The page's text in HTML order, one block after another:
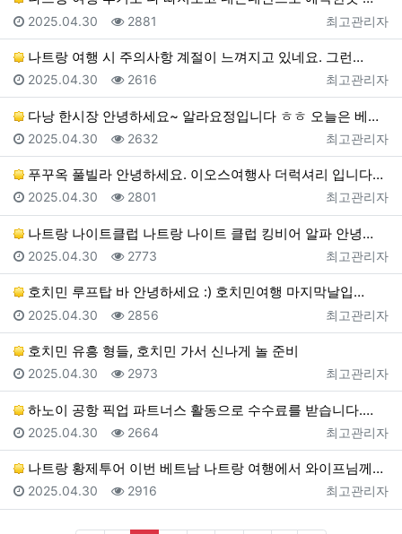
등록자
최고관리자
등록일
2025.04.30 조회
2881
나트랑 여행 시 주의사항 계절이 느껴지고 있네요. 그런…
등록자
최고관리자
등록일
2025.04.30 조회
2616
다낭 한시장 안녕하세요~ 알라요정입니다 ㅎㅎ 오늘은 베…
등록자
최고관리자
등록일
2025.04.30 조회
2632
푸꾸옥 풀빌라 안녕하세요. 이오스여행사 더럭셔리 입니다…
등록자
최고관리자
등록일
2025.04.30 조회
2801
나트랑 나이트클럽 나트랑 나이트 클럽 킹비어 알파 안녕…
등록자
최고관리자
등록일
2025.04.30 조회
2773
호치민 루프탑 바 안녕하세요 :) 호치민여행 마지막날입…
등록자
최고관리자
등록일
2025.04.30 조회
2856
호치민 유흥 형들, 호치민 가서 신나게 놀 준비
등록자
최고관리자
등록일
2025.04.30 조회
2973
하노이 공항 픽업 파트너스 활동으로 수수료를 받습니다.…
등록자
최고관리자
등록일
2025.04.30 조회
2664
나트랑 황제투어 이번 베트남 나트랑 여행에서 와이프님께…
등록자
최고관리자
등록일
2025.04.30 조회
2916